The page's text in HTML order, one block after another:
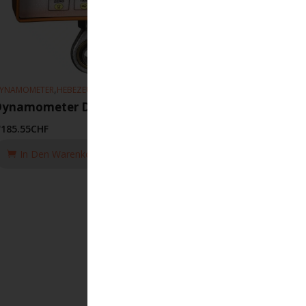
,HEBEZEUGE
DSD05T/10.0T
CHF
In Den Warenkorb Legen